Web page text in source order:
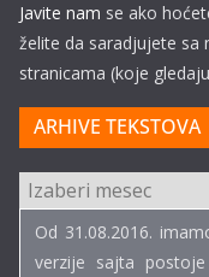
Javite nam se ako
želite da saradjujete sa
stranicama (koje
ARHIVE TEKSTOVA
ARHIVE
TEKSTOVA
Od 31.08.2016.
verzije sajta